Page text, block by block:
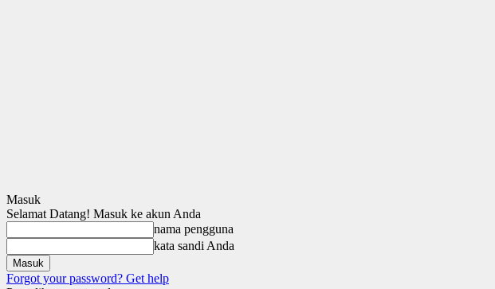
Masuk
Selamat Datang! Masuk ke akun Anda
nama pengguna
kata sandi Anda
Forgot your password? Get help